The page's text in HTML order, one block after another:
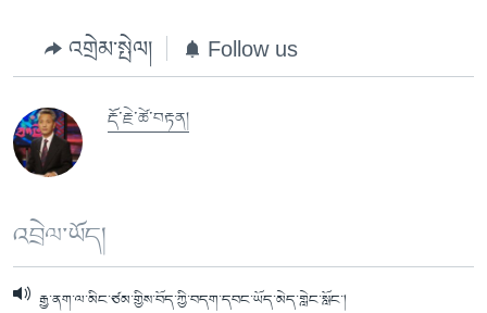
འགྲེམ་སྤེལ། Follow us
རྡོ་རྗེ་ཚེ་བརྟན།
འབྲེལ་ཡོད།
རྒྱ་ནག་ལ་མིང་ཙམ་གྱིས་བོད་ཀྱི་བདག་དབང་ཡོད་མེད་གླེང་སློང་།